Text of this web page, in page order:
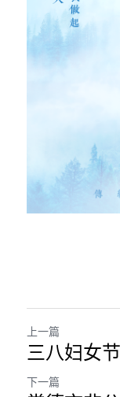
上一篇
三八妇女
下一篇